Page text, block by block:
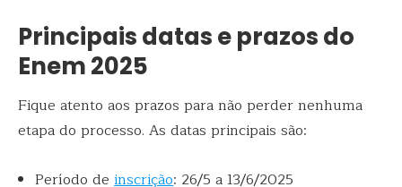
Principais datas e prazos do
Enem 2025
Fique atento aos prazos para não perder nenhuma
etapa do processo. As datas principais são:
Período deinscrição: 26/5 a 13/6/2025